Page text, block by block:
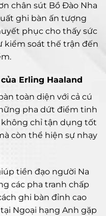
chân sút Bồ Đào Nha
ghi bàn ấn tượng
phục cho thấy sức
kiểm soát thế trận đến
Erling Haaland
toàn diện với cả cú
pha dứt điểm tinh
chỉ tận dụng tốt
còn thể hiện sự nhạy
tiền đạo người Na
các pha tranh chấp
ghi bàn đỉnh cao
Ngoại hạng Anh gặp